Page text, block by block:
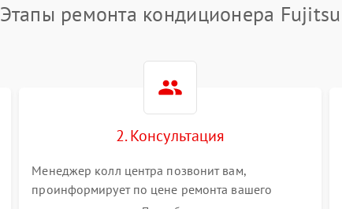
Этапы ремонта кондиционера Fujitsu
2. Консультация
Менеджер колл центра позвонит вам,
проинформирует по цене ремонта вашего